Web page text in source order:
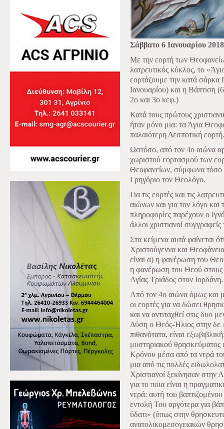
Σάββατο 6 Ιανουαρίου 2018
Με την εορτή των
λατρευτικός κύκλος, το
εορτάζουμε την κατά
Ιανουαρίου) και η Βάπτιση
2ο και 3ο κεφ.)
Κατά τους πρώτους
ήταν μόνο μια: τα Άγια
παλαιότερη Δεσποτική εορτή.
Ωστόσο, από τον 4ο αιώνα
χωριστού εορτασμού των
Θεοφανείων, σύμφωνα τόσο
Γρηγόριο τον Θεολόγο.
Για τις εορτές και τις
αιώνων και για τον λόγο
πληροφορίες παρέχουν ο
άλλοι χριστιανοί
Στα κείμενα αυτά φαίνεται
Χριστούγεννα και
είναι α) η φανέρωση του
η φανέρωση του Θεού στους
Αγίας Τριάδος στον Ιορδάνη.
Από τον 4ο αιώνα όμως και
οι εορτές για να δώσει
και να αντιταχθεί στις δυο
Δύση ο Θεός-Ήλιος στην δε
πιθανότατα, είναι
μυστηριακού θρησκεύματος
Κρόνου μέσα από τα νερά
μια από τις πολλές
Χριστιανοί ξεκίνησαν στην
για το ποια είναι η
νερά: αυτή του
εντολή Του αργότερα για
ύδατι» (όπως στην
ανατολικομεσογειακών